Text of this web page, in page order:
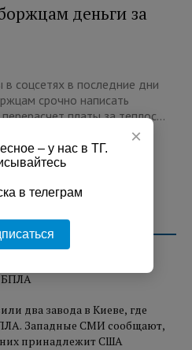
деньги за
в соцсетях в последние дни
срочно написать
платы за теплос...
БПЛА
два завода в Киеве, где
Западные СМИ сообщают,
принадлежит США
×
– у нас в ТГ.